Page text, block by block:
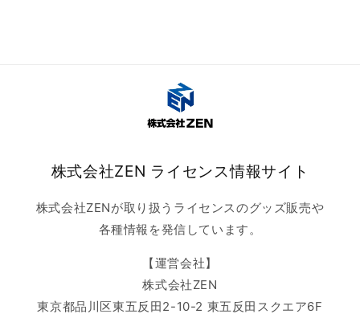
株式会社ZEN ライセンス情報サイト
株式会社ZENが取り扱うライセンスのグッズ販売や
各種情報を発信しています。
【運営会社】
株式会社ZEN
東京都品川区東五反田2-10-2 東五反田スクエア6F